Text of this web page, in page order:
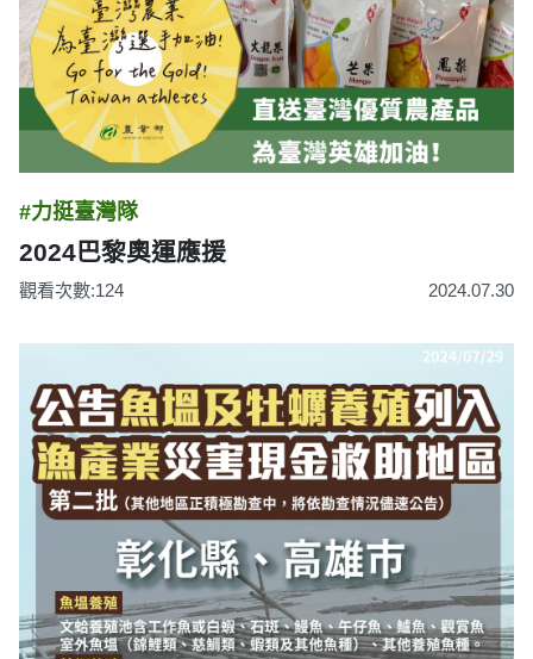
#力挺臺灣隊
2024巴黎奧運應援
觀看次數:124 2024.07.30